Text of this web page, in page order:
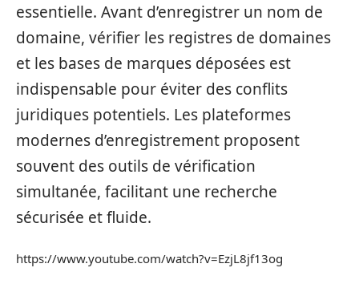
essentielle. Avant d’enregistrer un nom de
domaine, vérifier les registres de domaines
et les bases de marques déposées est
indispensable pour éviter des conflits
juridiques potentiels. Les plateformes
modernes d’enregistrement proposent
souvent des outils de vérification
simultanée, facilitant une recherche
sécurisée et fluide.
https://www.youtube.com/watch?v=EzjL8jf13og